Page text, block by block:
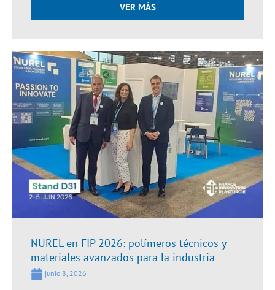
VER MÁS
NUREL en FIP 2026: polímeros técnicos y
materiales avanzados para la industria
junio 8, 2026